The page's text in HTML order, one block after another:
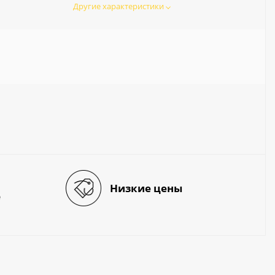
Другие характеристики
Низкие цены